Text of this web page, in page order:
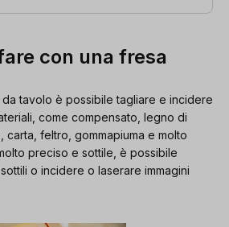
con una fresa
tavolo è possibile tagliare e incidere
come compensato, legno di
carta, feltro, gommapiuma e molto
preciso e sottile, è possibile
o incidere o laserare immagini